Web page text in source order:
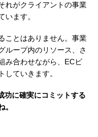
れがクライアントの事業
います。
ことはありません。事業
ループ内のリソース、さ
み合わせながら、ECビ
していきます。
に確実にコミットする
。